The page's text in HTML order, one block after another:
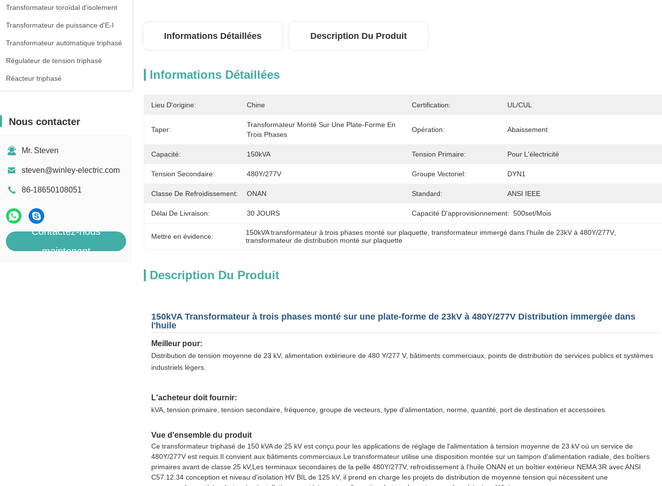
Transformateur toroïdal d'isolement
Transformateur de puissance d'E-I
Transformateur automatique triphasé
Régulateur de tension triphasé
Réacteur triphasé
Nous contacter
Mr. Steven
steven@winley-electric.com
86-18650108051
Contactez-nous
maintenant
Informations Détaillées Description Du Produit
Informations Détaillées
Lieu D'origine: Chine Certification: UL/cUL
Taper:
Transformateur Monté Sur Une Plate-Forme En
Trois Phases
Opération: Abaissement
Capacité: 150kVA Tension Primaire: Pour L'électricité
Tension Secondaire: 480Y/277V Groupe Vectoriel: DYN1
Classe De Refroidissement: ONAN Standard: ANSI IEEE
Délai De Livraison: 30 JOURS Capacité D'approvisionnement: 500set/mois
Mettre en évidence: 150kVA transformateur à trois phases monté sur plaquette , transformateur immergé dans l'huile de 23kV à 480Y/277V
transformateur de distribution monté sur plaquette
Description Du Produit
150kVA Transformateur à trois phases monté sur une plate-forme de 23kV à 480Y/277V Distribution immergée dans
l'huile
Meilleur pour:
Distribution de tension moyenne de 23 kV, alimentation extérieure de 480 Y/277 V, bâtiments commerciaux, points de distribution de services publics et systèmes
industriels légers.
L'acheteur doit fournir:
kVA, tension primaire, tension secondaire, fréquence, groupe de vecteurs, type d'alimentation, norme, quantité, port de destination et accessoires.
Vue d'ensemble du produit
Ce transformateur triphasé de 150 kVA de 25 kV est conçu pour les applications de réglage de l'alimentation à tension moyenne de 23 kV où un service de
480Y/277V est requis.Il convient aux bâtiments commerciaux.Le transformateur utilise une disposition montée sur un tampon d'alimentation radiale, des boîtiers
primaires avant de classe 25 kV,Les terminaux secondaires de la pelle 480Y/277V, refroidissement à l'huile ONAN et un boîtier extérieur NEMA 3R avec ANSI
C57.12.34 conception et niveau d'isolation HV BIL de 125 kV, il prend en charge les projets de distribution de moyenne tension qui nécessitent une